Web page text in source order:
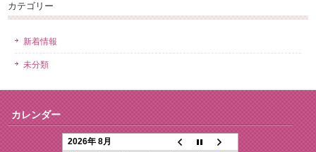
カテゴリー
新着情報
未分類
カレンダー
2026年 8月